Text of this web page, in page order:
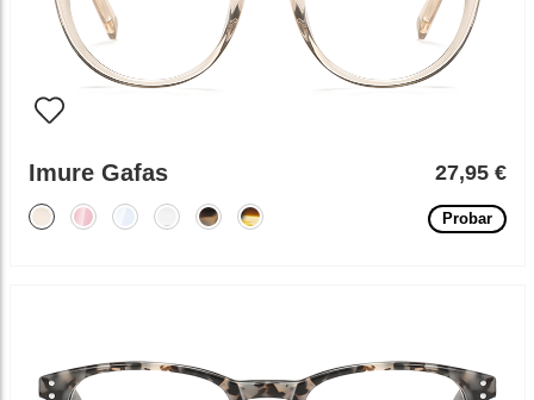
Imure Gafas 27,95 €
Probar